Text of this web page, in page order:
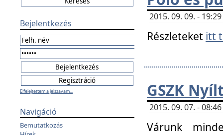
Bejelentkezés
Elfelejtettem a jelszavam...
Navigáció
Bemutatkozás
2015. 09. 09. -
Részleteket itt
GSZK
2015. 09. 07. -
Várunk